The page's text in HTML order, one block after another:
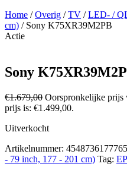
Home /Overig /TV /LED- /
cm) / Sony K75XR39M2PB
Actie
Sony
€1.679,00 Oorspronkelijke prijs
prijs is: €1.499,00.
Uitverkocht
Artikelnummer: 4548736177765
- 79 inch, 177 - 201 cm) Tag: EP